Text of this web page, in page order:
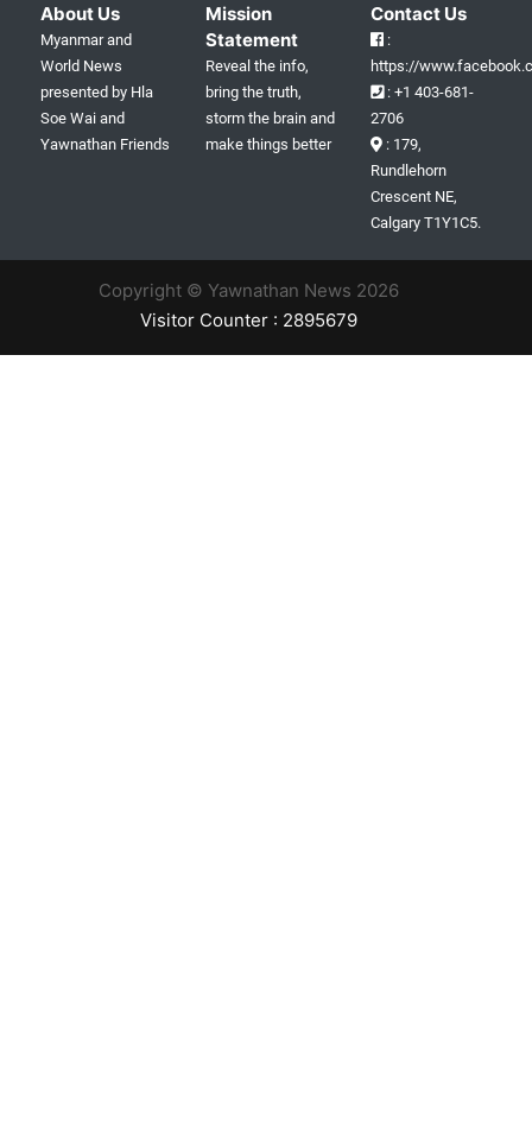
About Us
Myanmar and
World News
presented by Hla
Soe Wai and
Yawnathan Friends
Mission
Statement
Reveal the info,
bring the truth,
storm the brain and
make things better
Contact Us
:
https://
: +1 403-681-
2706
: 179,
Rundlehorn
Crescent NE,
Calgary T1Y1C5.
Copyright © Yawnathan News 2026
Visitor Counter : 2895679